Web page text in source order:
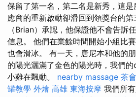
保留了第一名，第二名是新秀，這
應商的重新啟動卻滑回到領獎台的
（Brian）承認，他保證他不會告訴
信息。 他們在業餘時間開始小組比
也會滑冰。 有一天，唐尼本和他的
的陽光灑滿了金色的陽光時，我們
小雞在飄動。 nearby massage 茶
罐教學 外燴 高雄 東海按摩 我們所